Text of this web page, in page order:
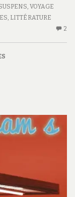
VOYAGE
LITTÉRATURE
2